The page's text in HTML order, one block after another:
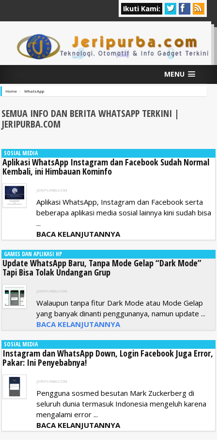
Ikuti Kami:
MENU
Home WhatsApp
SEMUA INFO DAN BERITA WHATSAPP TERKINI |
JERIPURBA.COM
SOSIAL MEDIA
Aplikasi WhatsApp Instagram dan Facebook Sudah Normal
Kembali, ini Himbauan Kominfo
JERIPURBA.COM
Aplikasi WhatsApp, Instagram dan Facebook serta
beberapa aplikasi media sosial lainnya kini sudah bisa
...
BACA KELANJUTANNYA
GAMES DAN APLIKASI HP
Update WhatsApp Baru, Tanpa Mode Gelap “Dark Mode”
Tapi Bisa Tolak Undangan Grup
JERIPURBA.COM
Walaupun tanpa fitur Dark Mode atau Mode Gelap
yang banyak dinanti penggunanya, namun update ...
BACA KELANJUTANNYA
SOSIAL MEDIA
Instagram dan WhatsApp Down, Login Facebook Juga Error,
Pakar: Ini Penyebabnya!
JERIPURBA.COM
Pengguna sosmed besutan Mark Zuckerberg di
seluruh dunia termasuk Indonesia mengeluh karena
mengalami error ...
BACA KELANJUTANNYA